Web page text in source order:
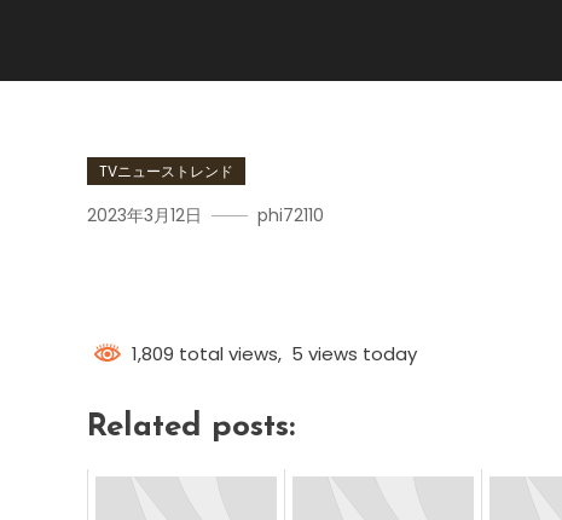
TVニューストレンド
2023年3月12日 phi72110
1,809 total views, 5 views today
Related posts: